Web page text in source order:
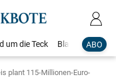
ABO
um die Teck Blaulicht
plant 115-Millionen-Euro-